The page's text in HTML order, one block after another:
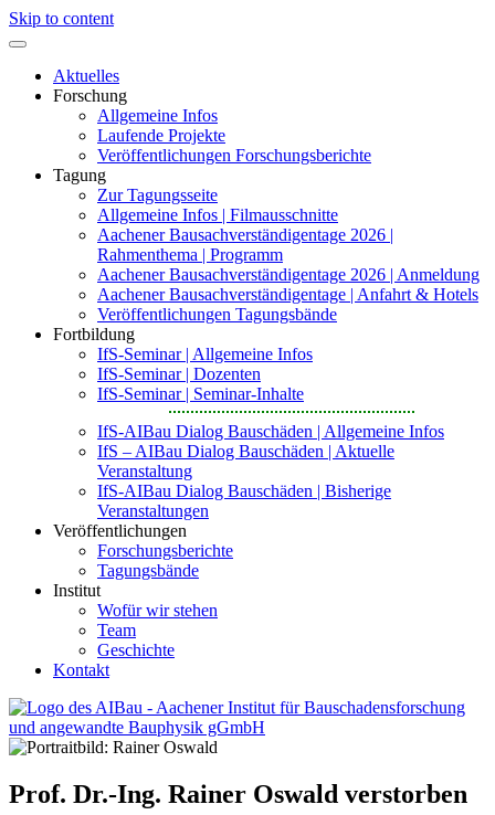
Skip to content
Aktuelles
Forschung
Allgemeine Infos
Laufende Projekte
Veröffentlichungen Forschungsberichte
Tagung
Zur Tagungsseite
Allgemeine Infos | Filmausschnitte
Aachener Bausachverständigentage 2026 |
Rahmenthema | Programm
Aachener Bausachverständigentage 2026 | Anmeldung
Aachener Bausachverständigentage | Anfahrt & Hotels
Veröffentlichungen Tagungsbände
Fortbildung
IfS-Seminar | Allgemeine Infos
IfS-Seminar | Dozenten
IfS-Seminar | Seminar-Inhalte
IfS-AIBau Dialog Bauschäden | Allgemeine Infos
IfS – AIBau Dialog Bauschäden | Aktuelle
Veranstaltung
IfS-AIBau Dialog Bauschäden | Bisherige
Veranstaltungen
Veröffentlichungen
Forschungsberichte
Tagungsbände
Institut
Wofür wir stehen
Team
Geschichte
Kontakt
angewandte Bauphysik
Prof. Dr.-Ing. Rainer Oswald verstorben